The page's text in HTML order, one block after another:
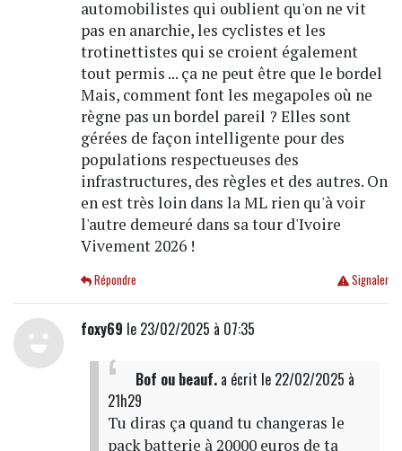
automobilistes qui oublient qu'on ne vit
pas en anarchie, les cyclistes et les
trotinettistes qui se croient également
tout permis ... ça ne peut être que le bordel
Mais, comment font les megapoles où ne
règne pas un bordel pareil ? Elles sont
gérées de façon intelligente pour des
populations respectueuses des
infrastructures, des règles et des autres. On
en est très loin dans la ML rien qu'à voir
l'autre demeuré dans sa tour d'Ivoire
Vivement 2026 !
Signaler
Répondre
foxy69 le 23/02/2025 à 07:35
Bof ou beauf.a écrit le 22/02/2025 à
21h29
Tu diras ça quand tu changeras le
pack batterie à 20000 euros de ta